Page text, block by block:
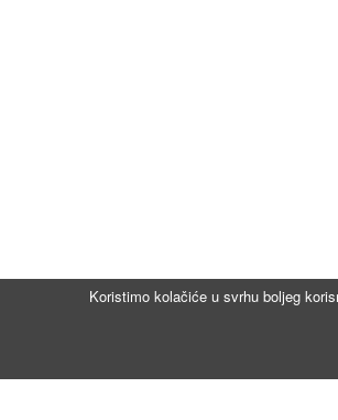
Koristimo kolačiće u svrhu boljeg
Kalkulatori